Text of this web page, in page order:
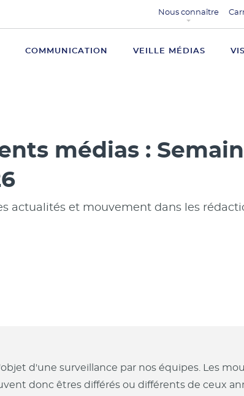
Nous connaître
COMMUNICATION VEILLE MÉDIAS
médias :
actualités et mouvement dans les
d'une surveillance par nos équipes. Les
donc êtres différés ou différents de ceux